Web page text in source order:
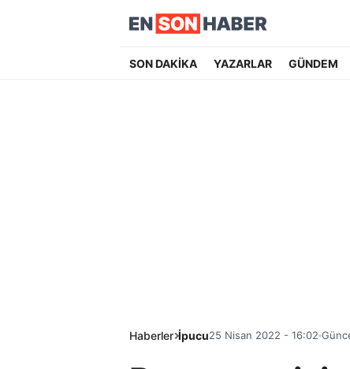
SON DAKİKA YAZARLAR GÜNDEM
Haberler İpucu25 Nisan 2022 - 16:02